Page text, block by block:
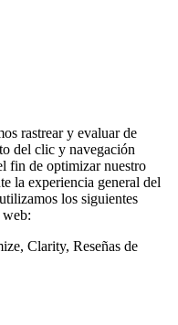
rastrear y evaluar de
del clic y navegación
fin de optimizar nuestro
la experiencia general del
los siguientes
web:
Clarity, Reseñas de